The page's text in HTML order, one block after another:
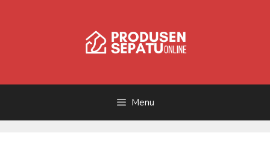
Menu